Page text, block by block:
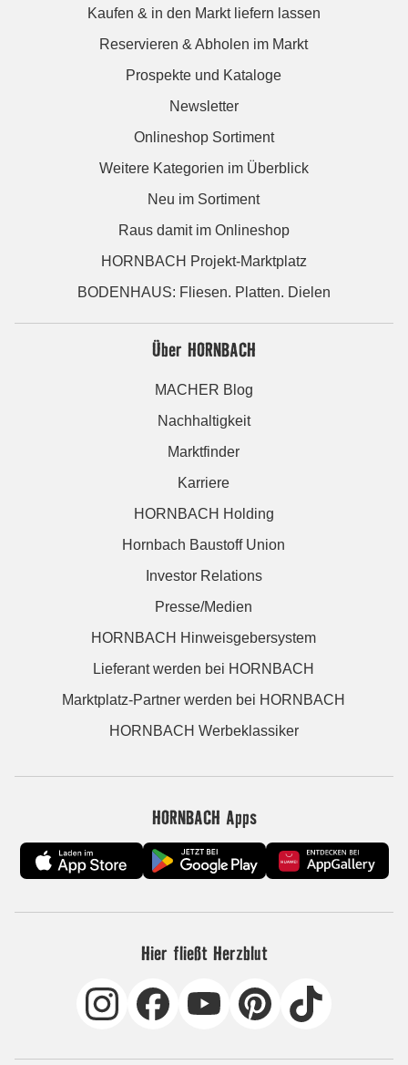
Kaufen & in den Markt liefern lassen
Reservieren & Abholen im Markt
Prospekte und Kataloge
Newsletter
Onlineshop Sortiment
Weitere Kategorien im Überblick
Neu im Sortiment
Raus damit im Onlineshop
HORNBACH Projekt-Marktplatz
BODENHAUS: Fliesen. Platten. Dielen
Über HORNBACH
MACHER Blog
Nachhaltigkeit
Marktfinder
Karriere
HORNBACH Holding
Hornbach Baustoff Union
Investor Relations
Presse/Medien
HORNBACH Hinweisgebersystem
Lieferant werden bei HORNBACH
Marktplatz-Partner werden bei HORNBACH
HORNBACH Werbeklassiker
HORNBACH Apps
Hier fließt Herzblut